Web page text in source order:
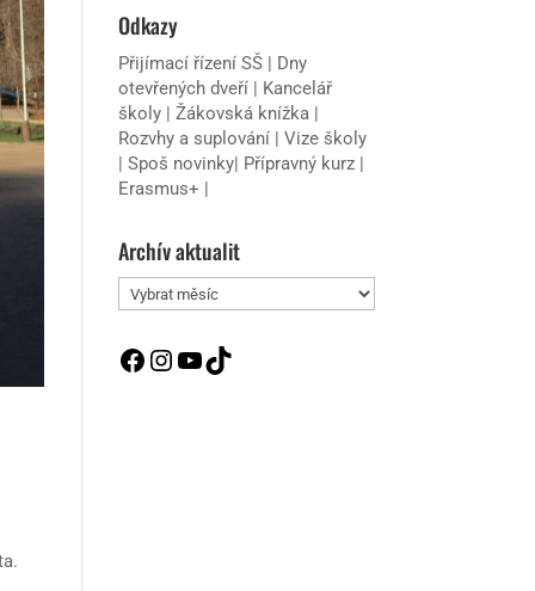
Odkazy
Přijímací řízení SŠ| Dny
otevřených dveří| Kancelář
školy| Žákovská knížka|
Rozvhy a suplování | Vize školy
| Spoš novinky| Přípravný kurz|
Erasmus+ |
Archív aktualit
Archív
aktualit
Facebook
Instagram
YouTube
TikTok